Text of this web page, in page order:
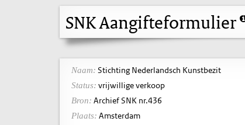
SNK Aangifteformulier
Naam: Stichting Nederlandsch Kunstbezit
Status: vrijwillige verkoop
Bron: Archief SNK nr.436
Plaats: Amsterdam